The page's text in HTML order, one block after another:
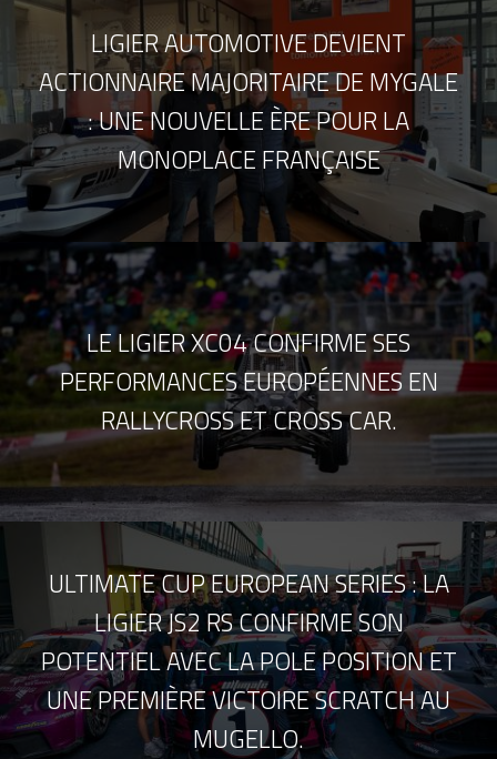
LIGIER AUTOMOTIVE DEVIENT
ACTIONNAIRE MAJORITAIRE DE MYGALE
: UNE NOUVELLE ÈRE POUR LA
MONOPLACE FRANÇAISE
LE LIGIER XC04 CONFIRME SES
PERFORMANCES EUROPÉENNES EN
RALLYCROSS ET CROSS CAR.
ULTIMATE CUP EUROPEAN SERIES : LA
LIGIER JS2 RS CONFIRME SON
POTENTIEL AVEC LA POLE POSITION ET
UNE PREMIÈRE VICTOIRE SCRATCH AU
MUGELLO.